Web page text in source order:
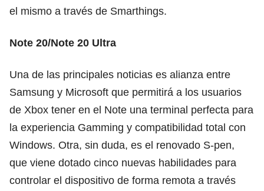
el mismo a través de Smarthings.
Note 20/Note 20 Ultra
Una de las principales noticias es alianza entre
Samsung y Microsoft que permitirá a los usuarios
de Xbox tener en el Note una terminal perfecta para
la experiencia Gamming y compatibilidad total con
Windows. Otra, sin duda, es el renovado S-pen,
que viene dotado cinco nuevas habilidades para
controlar el dispositivo de forma remota a través